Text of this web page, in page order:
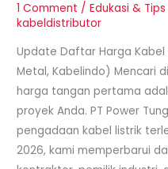
1 Comment /Edukasi &
kabeldistributor
Update Daftar Harga Kabel
Metal, Kabelindo) Mencari
harga tangan pertama
proyek Anda. PT Power
pengadaan kabel listrik
2026, kami memperbarui